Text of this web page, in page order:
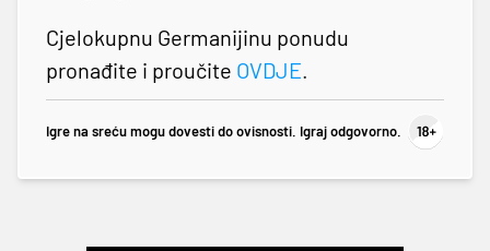
Cjelokupnu Germanijinu ponudu
pronađite i proučite OVDJE.
Igre na sreću mogu dovesti do ovisnosti. Igraj odgovorno.